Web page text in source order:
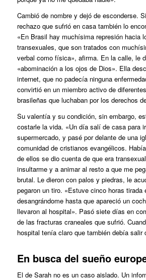
Cambió de nombre y dejó de esconderse.
rechazo que sufrió en casa también lo
«En Brasil hay muchísima represión hacia
transexuales, que son tratados con
verbal como física», afirma. En la calle, le
«abominación a los ojos de Dios». Ella
internet, que no padecía ninguna
convirtió en un miembro activo de
brasileñas que luchaban por los derechos
Su valentía y su condición, sin embargo,
costarle la vida. «Un día salí de casa para
supermercado, y pasé por delante de una
comunidad de cristianos evangélicos.
de ellos se dio cuenta de que era
insultarme y a animar al resto a que me
brutal. Le dieron con palos y piedras, le
pegaron un tiro. «Estuve cinco horas tirada
desangrándome hasta que apareció un
llevaron al hospital». Pasó siete días en
de las fracturas craneales que sufrió.
hospital tenía claro que también debía salir
En busca del sueño
El de Sarah no es un caso aislado. Un